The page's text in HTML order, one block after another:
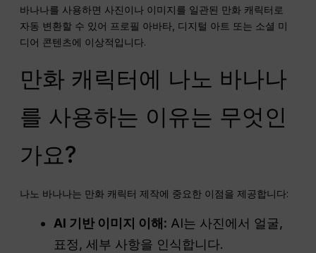
바나나를 사용하면 사진이나 이미지를 일관된 만화 캐릭터로
자동 변환할 수 있어 프로필 아바타, 디지털 아트 또는 소셜 미
디어 콘텐츠에 이상적입니다.
만화 캐릭터에 나노 바나나
를 사용하는 이유는 무엇인
가요?
나노 바나나는 만화 캐릭터 제작에 중요한 이점을 제공합니다:
AI 기반 이미지 이해: AI는 사진에서 얼굴,
표정, 세부 사항을 인식합니다.